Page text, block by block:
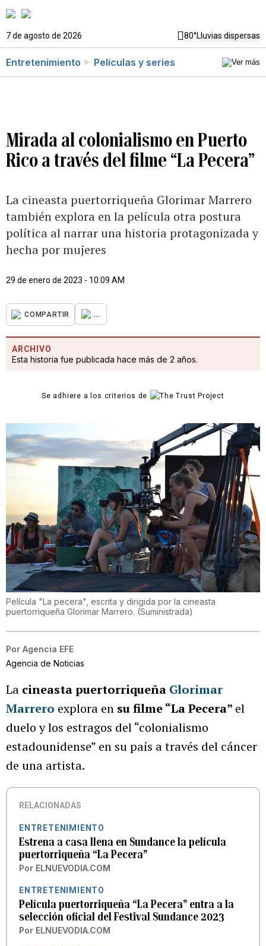
7 de agosto de 2026 80°Lluvias dispersas
Entretenimiento Películas y series
Mirada al colonialismo en Puerto
Rico a través del filme “La Pecera”
La cineasta puertorriqueña Glorimar Marrero
también explora en la película otra postura
política al narrar una historia protagonizada y
hecha por mujeres
29 de enero de 2023 - 10:09 AM
COMPARTIR ...
ARCHIVO
Esta historia fue publicada hace más de 2 años.
Se adhiere a los criterios de
Película "La pecera", escrita y dirigida por la cineasta
puertorriqueña Glorimar Marrero. (Suministrada)
Por Agencia EFE
Agencia de Noticias
La cineasta puertorriqueña Glorimar
Marrero explora en su filme “La Pecera” el
duelo y los estragos del “colonialismo
estadounidense” en su país a través del cáncer
de una artista.
RELACIONADAS
ENTRETENIMIENTO
Estrena a casa llena en Sundance la película
puertorriqueña “La Pecera”
Por ELNUEVODIA.COM
ENTRETENIMIENTO
Película puertorriqueña “La Pecera” entra a la
selección oficial del Festival Sundance 2023
Por ELNUEVODIA.COM